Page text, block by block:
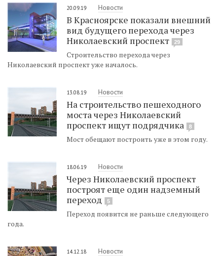
20.09.19 Новости
В Красноярске показали внешний
вид будущего перехода через
Николаевский проспект
29
Строительство перехода через
Николаевский проспект уже началось.
13.08.19 Новости
На строительство пешеходного
моста через Николаевский
проспект ищут подрядчика
8
Мост обещают построить уже в этом году.
18.06.19 Новости
Через Николаевский проспект
построят еще один надземный
переход
5
Переход появится не раньше следующего
года.
14.12.18 Новости